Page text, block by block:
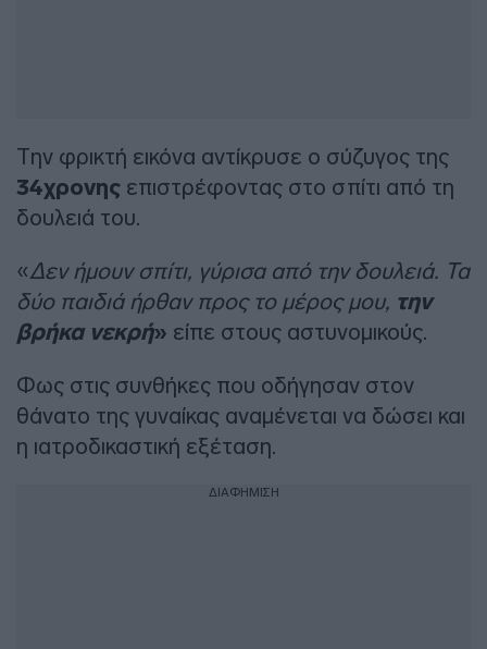
Την φρικτή εικόνα αντίκρυσε ο σύζυγος της
34χρονης επιστρέφοντας στο σπίτι από τη
δουλειά του.
«Δεν ήμουν σπίτι, γύρισα από την δουλειά. Τα
δύο παιδιά ήρθαν προς το μέρος μου, την
βρήκα νεκρή» είπε στους αστυνομικούς.
Φως στις συνθήκες που οδήγησαν στον
θάνατο της γυναίκας αναμένεται να δώσει και
η ιατροδικαστική εξέταση.
ΔΙΑΦΗΜΙΣΗ